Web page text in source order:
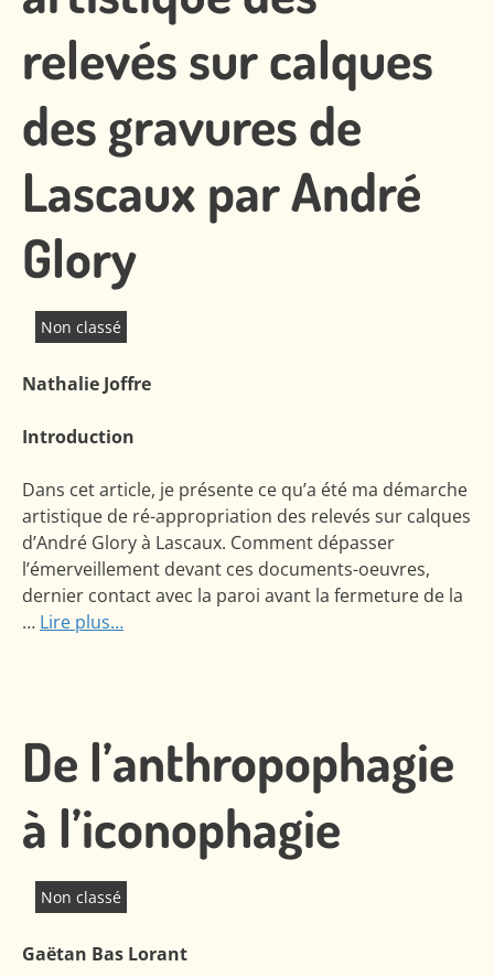
relevés sur calques
des gravures de
Lascaux par André
Glory
Non classé
Nathalie Joffre
Introduction
Dans cet article, je présente ce qu’a été ma démarche
artistique de ré-appropriation des relevés sur calques
d’André Glory à Lascaux. Comment dépasser
l’émerveillement devant ces documents-oeuvres,
dernier contact avec la paroi avant la fermeture de la
… Lire plus…
De l’anthropophagie
à l’iconophagie
Non classé
Gaëtan Bas Lorant